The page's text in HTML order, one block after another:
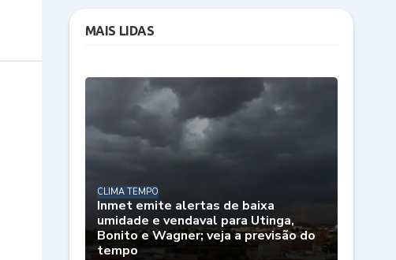
MAIS LIDAS
CLIMA TEMPO
Inmet emite alertas de baixa
umidade e vendaval para Utinga,
Bonito e Wagner; veja a previsão do
tempo